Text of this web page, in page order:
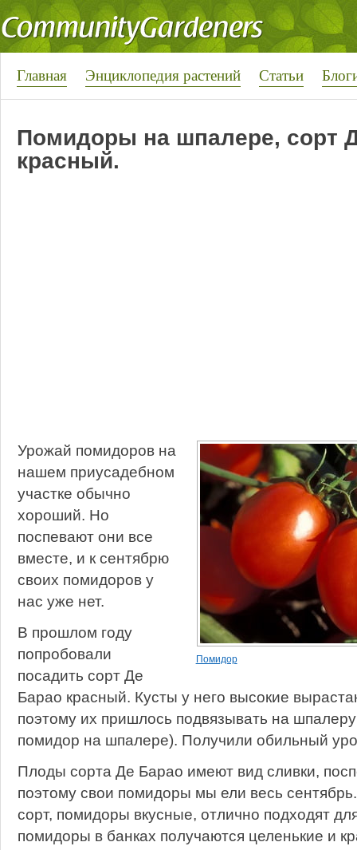
Главная Энциклопедия растений Статьи
Помидоры на шпалере, сорт
красный.
Помидор
Урожай помидоров на
нашем приусадебном
участке обычно
хороший. Но
поспевают они все
вместе, и к сентябрю
своих помидоров у
нас уже нет.
В прошлом году
попробовали
посадить сорт Де
Барао красный. Кусты у него высокие
поэтому их пришлось подвязывать на
помидор на шпалере). Получили обильный
Плоды сорта Де Барао имеют вид сливки,
поэтому свои помидоры мы ели весь
сорт, помидоры вкусные, отлично подходят
помидоры в банках получаются целенькие и